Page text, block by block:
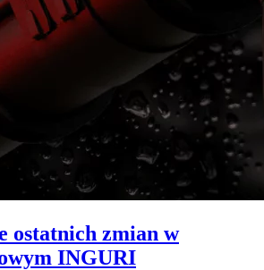
ostatnich zmian w
INGURI